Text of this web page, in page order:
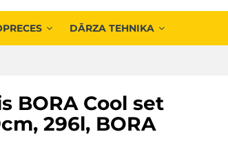
DĀRZA TEHNIKA
BORA Cool set
296l, BORA